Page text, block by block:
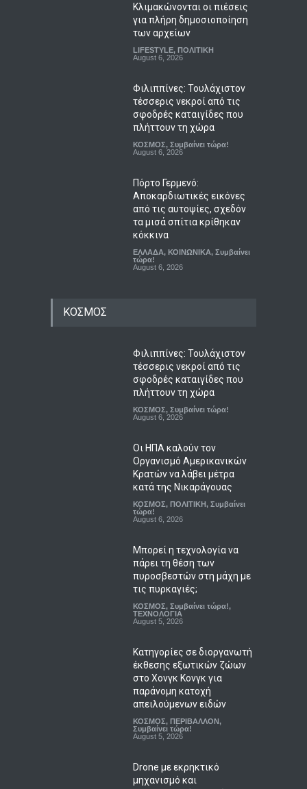
Κλιμακώνονται οι πιέσεις
για πλήρη δημοσιοποίηση
των αρχείων
LIFESTYLE, ΠΟΛΙΤΙΚΗ
August 6, 2026
Φιλιππίνες: Τουλάχιστον
τέσσερις νεκροί από τις
σφοδρές καταιγίδες που
πλήττουν τη χώρα
ΚΟΣΜΟΣ, Συμβαίνει τώρα!
August 6, 2026
Πόρτο Γερμενό:
Αποκαρδιωτικές εικόνες
από τις αυτοψίες, σχεδόν
τα μισά σπίτια κρίθηκαν
κόκκινα
ΕΛΛΑΔΑ, ΚΟΙΝΩΝΙΚΑ, Συμβαίνει
τώρα!
August 6, 2026
ΚΟΣΜΟΣ
Φιλιππίνες: Τουλάχιστον
τέσσερις νεκροί από τις
σφοδρές καταιγίδες που
πλήττουν τη χώρα
ΚΟΣΜΟΣ, Συμβαίνει τώρα!
August 6, 2026
Οι ΗΠΑ καλούν τον
Οργανισμό Αμερικανικών
Κρατών να λάβει μέτρα
κατά της Νικαράγουας
ΚΟΣΜΟΣ, ΠΟΛΙΤΙΚΗ, Συμβαίνει
τώρα!
August 6, 2026
Μπορεί η τεχνολογία να
πάρει τη θέση των
πυροσβεστών στη μάχη με
τις πυρκαγιές;
ΚΟΣΜΟΣ, Συμβαίνει τώρα!,
ΤΕΧΝΟΛΟΓΙΑ
August 5, 2026
Κατηγορίες σε διοργανωτή
έκθεσης εξωτικών ζώων
στο Χονγκ Κονγκ για
παράνομη κατοχή
απειλούμενων ειδών
ΚΟΣΜΟΣ, ΠΕΡΙΒΑΛΛΟΝ,
Συμβαίνει τώρα!
August 5, 2026
Drone με εκρηκτικό
μηχανισμό και